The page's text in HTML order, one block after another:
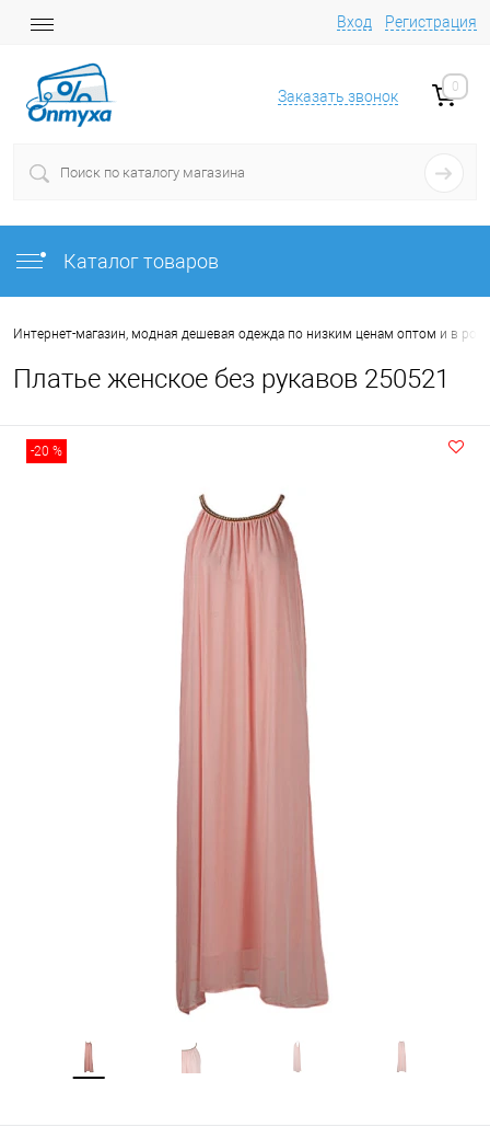
Вход Регистрация
Заказать звонок
0
Каталог товаров
Интернет-магазин, модная дешевая одежда по низким ценам оптом и в
Платье женское без рукавов 250521
-20 %